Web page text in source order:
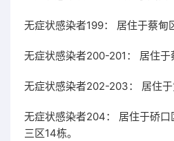
无症状感染者199： 居住于蔡甸
无症状感染者200-201： 居住于
无症状感染者202-203： 居住于
无症状感染者204： 居住于硚
三区14栋。